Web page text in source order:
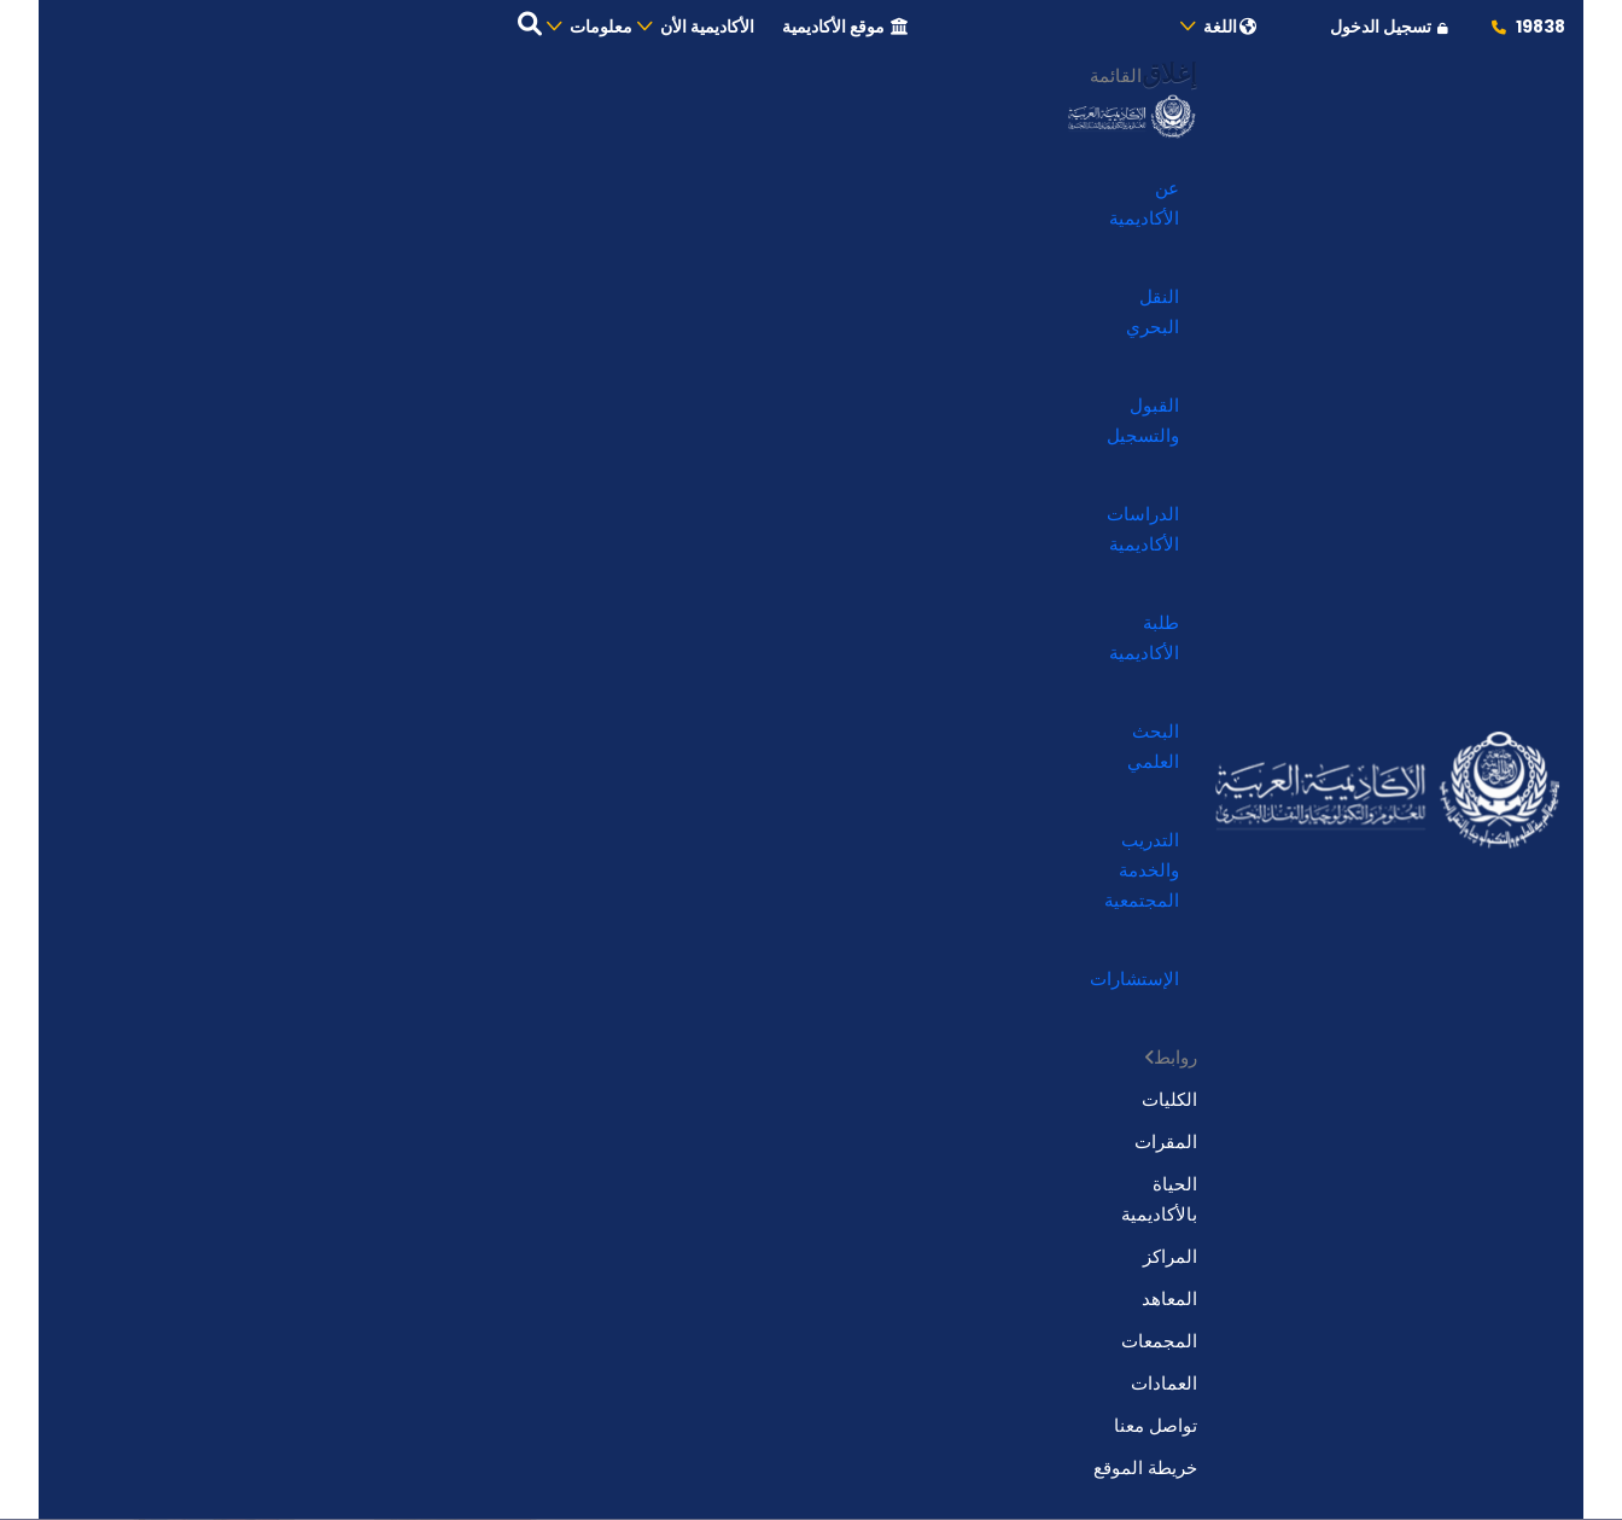
19838 تسجيل الدخول اللغة موقع الأكاديمية الأكاديمية الأن معلومات
إغلاق القائمة
عن
الأكاديمية
النقل
البحري
القبول
والتسجيل
الدراسات
الأكاديمية
طلبة
الأكاديمية
البحث
العلمي
التدريب
والخدمة
المجتمعية
الإستشارات
روابط
الكليات
المقرات
الحياة
بالأكاديمية
المراكز
المعاهد
المجمعات
العمادات
تواصل معنا
خريطة الموقع